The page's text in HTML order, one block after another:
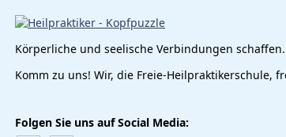
Körperliche und seelische Verbindungen schaffen.
Komm zu uns! Wir, die Freie-Heilpraktikerschule,
Folgen Sie uns auf Social Media: